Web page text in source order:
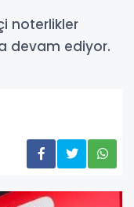
noterlikler
devam ediyor.